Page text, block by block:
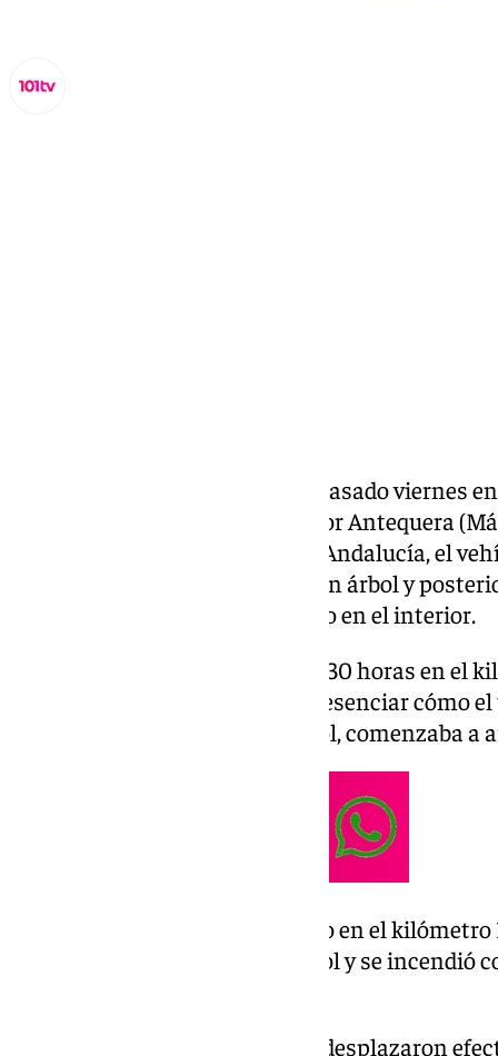
Un hombre perdió la vida este pasado viernes
en la carretera A-45 a su paso por Antequera
servicio de Emergencias 112 de Andalucía, el
salió de la vía, impactó contra un árbol y
quedando el conductor atrapado en el interior.
El accidente tuvo lugar a las 20.30 horas en el
testigos alertaron al 112 tras presenciar cómo
y, tras colisionar contra un árbol, comenzaba a
El trágico suceso se produjo en el kilómetro
coche chocó contra un árbol y se incendió
Hasta el punto del siniestro se desplazaron